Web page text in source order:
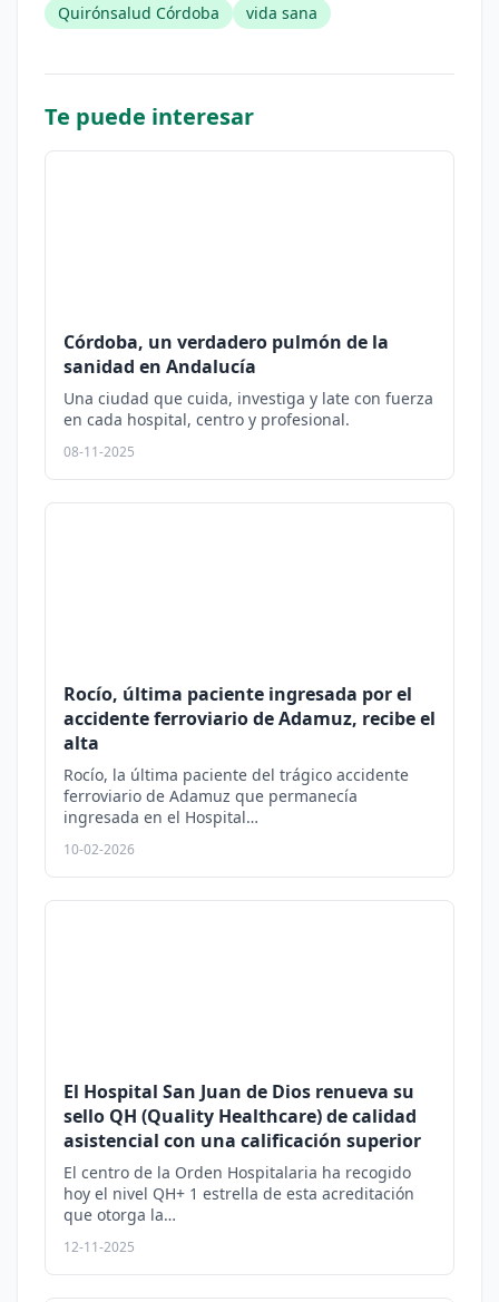
Quirónsalud Córdoba vida sana
Te puede interesar
Córdoba, un verdadero pulmón de la
sanidad en Andalucía
Una ciudad que cuida, investiga y late con fuerza
en cada hospital, centro y profesional.
08-11-2025
Rocío, última paciente ingresada por el
accidente ferroviario de Adamuz, recibe el
alta
Rocío, la última paciente del trágico accidente
ferroviario de Adamuz que permanecía
ingresada en el Hospital…
10-02-2026
El Hospital San Juan de Dios renueva su
sello QH (Quality Healthcare) de calidad
asistencial con una calificación superior
El centro de la Orden Hospitalaria ha recogido
hoy el nivel QH+ 1 estrella de esta acreditación
que otorga la…
12-11-2025